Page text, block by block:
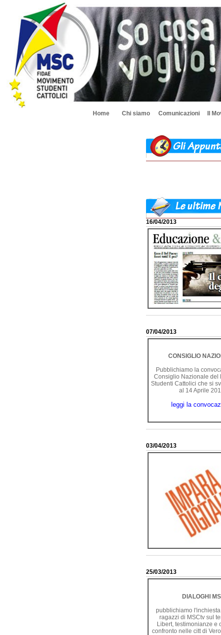
Home Chi siamo Comunicazioni Il
16/04/2013
07/04/2013
CONSIGLIO
Pubblichiamo la
Consiglio Nazionale del
Studenti Cattolici che si
al 14 Aprile
leggi la
03/04/2013
25/03/2013
DIALOGHI
pubblichiamo
ragazzi di MSCtv sul
Libert, testimonianze e
confronto nelle citt di